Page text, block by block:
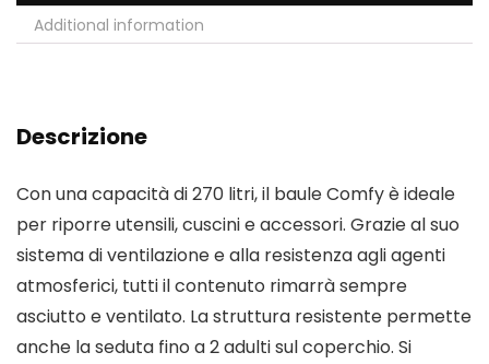
Additional information
Descrizione
Con una capacità di 270 litri, il baule Comfy è ideale
per riporre utensili, cuscini e accessori. Grazie al suo
sistema di ventilazione e alla resistenza agli agenti
atmosferici, tutti il contenuto rimarrà sempre
asciutto e ventilato. La struttura resistente permette
anche la seduta fino a 2 adulti sul coperchio. Si